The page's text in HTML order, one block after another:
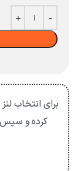
برای انتخاب
کرده و سپس